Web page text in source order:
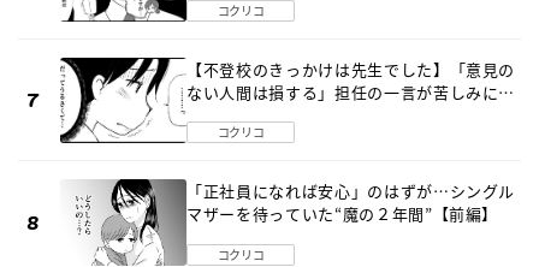
コクリコ
【不登校のきっかけは先生でした】「意見の
ない人間は損する」担任の一言が苦しみに…
コクリコ
「正社員になれば安心」のはずが…シングル
マザーを待っていた“魔の２年間”【前編】
コクリコ